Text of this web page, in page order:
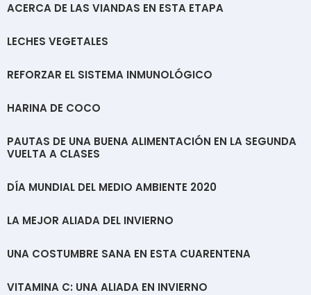
ACERCA DE LAS VIANDAS EN ESTA ETAPA
LECHES VEGETALES
REFORZAR EL SISTEMA INMUNOLÓGICO
HARINA DE COCO
PAUTAS DE UNA BUENA ALIMENTACIÓN EN LA SEGUNDA
VUELTA A CLASES
DÍA MUNDIAL DEL MEDIO AMBIENTE 2020
LA MEJOR ALIADA DEL INVIERNO
UNA COSTUMBRE SANA EN ESTA CUARENTENA
VITAMINA C: UNA ALIADA EN INVIERNO